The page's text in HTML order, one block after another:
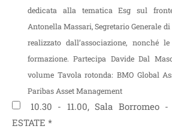
dedicata alla tematica Esg sul
Antonella Massari, Segretario Generale
realizzato dall’associazione, nonché
formazione. Partecipa Davide Dal
volume Tavola rotonda: BMO Global
Paribas Asset Management
10.30 - 11.00, Sala Borromeo -
ESTATE *